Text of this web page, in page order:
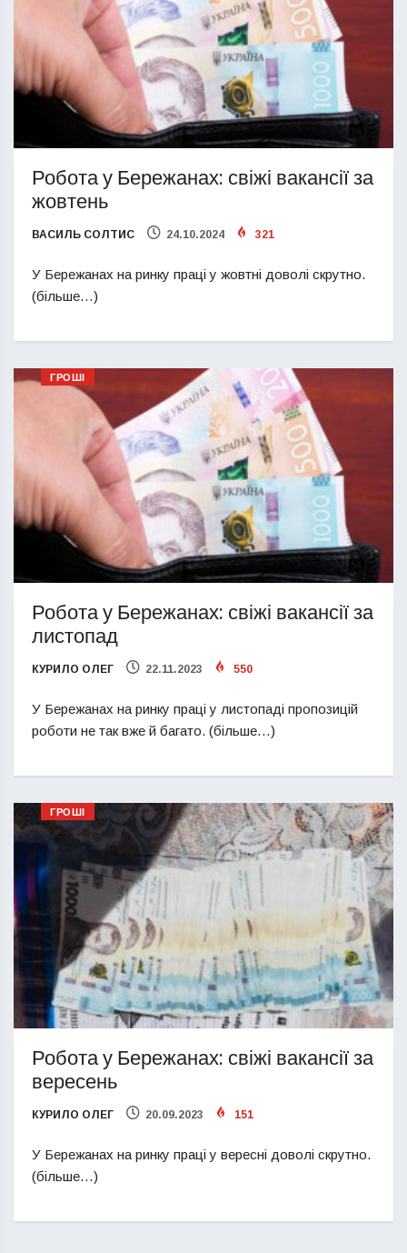
Робота у Бережанах: свіжі вакансії за
жовтень
ВАСИЛЬ СОЛТИС 24.10.2024 321
У Бережанах на ринку праці у жовтні доволі скрутно.
(більше…)
ГРОШІ
Робота у Бережанах: свіжі вакансії за
листопад
КУРИЛО ОЛЕГ 22.11.2023 550
У Бережанах на ринку праці у листопаді пропозицій
роботи не так вже й багато. (більше…)
ГРОШІ
Робота у Бережанах: свіжі вакансії за
вересень
КУРИЛО ОЛЕГ 20.09.2023 151
У Бережанах на ринку праці у вересні доволі скрутно.
(більше…)